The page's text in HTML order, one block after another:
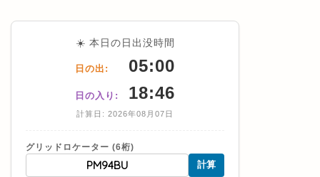
☀️ 本日の日出没時間
日の出: 05:00
日の入り: 18:46
計算日: 2026年08月07日
グリッドロケーター (6桁)
計算